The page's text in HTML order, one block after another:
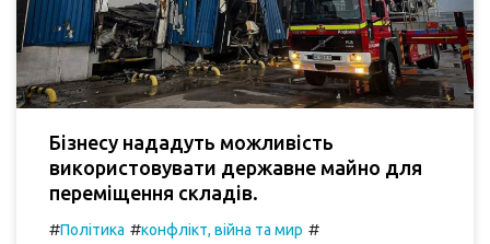
Бізнесу нададуть можливість
використовувати державне майно для
переміщення складів.
#Політика #конфлікт, війна та мир #